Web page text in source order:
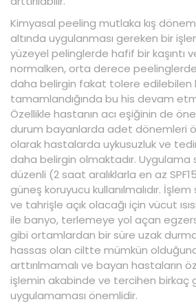
Kimyasal peeling mutlaka kış
altında uygulanması gereken bir
yüzeyel pelinglerde hafif bir kaşıntı
normalken, orta derece
daha belirgin fakat tolere edilebilen
tamamlandığında bu his devam
Özellikle hastanın acı eşiğinin de
durum bayanlarda adet dönemleri
olarak hastalarda uykusuzluk ve
daha belirgin olmaktadır. Uygulama
düzenli (2 saat aralıklarla en az
güneş koruyucu kullanılmalıdır.
ve tahrişle açık olacağı için vücut
ile banyo, terlemeye yol açan
gibi ortamlardan bir süre uzak
hassas olan ciltte mümkün
arttırılmamalı ve bayan hastaların
işlemin akabinde ve tercihen birkaç
uygulamaması önemlidir.